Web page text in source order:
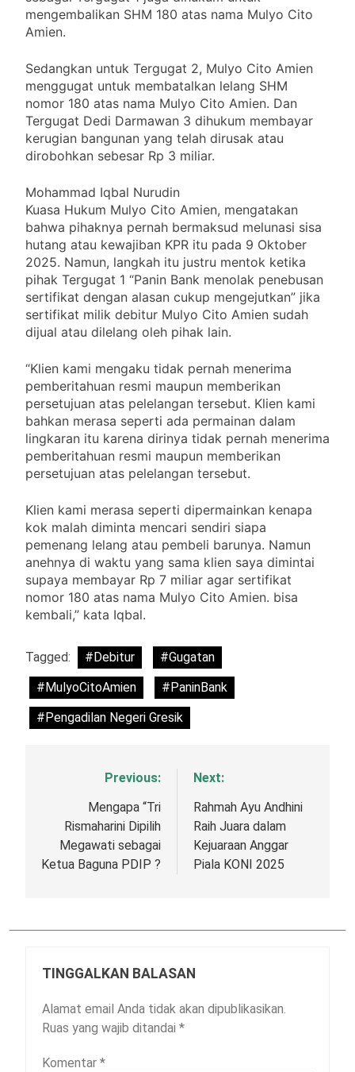
mengembalikan SHM 180 atas nama Mulyo Cito
Amien.
Sedangkan untuk Tergugat 2, Mulyo Cito Amien
menggugat untuk membatalkan lelang SHM
nomor 180 atas nama Mulyo Cito Amien. Dan
Tergugat Dedi Darmawan 3 dihukum membayar
kerugian bangunan yang telah dirusak atau
dirobohkan sebesar Rp 3 miliar.
Mohammad Iqbal Nurudin
Kuasa Hukum Mulyo Cito Amien, mengatakan
bahwa pihaknya pernah bermaksud melunasi sisa
hutang atau kewajiban KPR itu pada 9 Oktober
2025. Namun, langkah itu justru mentok ketika
pihak Tergugat 1 “Panin Bank menolak penebusan
sertifikat dengan alasan cukup mengejutkan” jika
sertifikat milik debitur Mulyo Cito Amien sudah
dijual atau dilelang oleh pihak lain.
“Klien kami mengaku tidak pernah menerima
pemberitahuan resmi maupun memberikan
persetujuan atas pelelangan tersebut. Klien kami
bahkan merasa seperti ada permainan dalam
lingkaran itu karena dirinya tidak pernah menerima
pemberitahuan resmi maupun memberikan
persetujuan atas pelelangan tersebut.
Klien kami merasa seperti dipermainkan kenapa
kok malah diminta mencari sendiri siapa
pemenang lelang atau pembeli barunya. Namun
anehnya di waktu yang sama klien saya dimintai
supaya membayar Rp 7 miliar agar sertifikat
nomor 180 atas nama Mulyo Cito Amien. bisa
kembali,” kata Iqbal.
Tagged: #Debitur
#Gugatan
#MulyoCitoAmien
#PaninBank
#Pengadilan Negeri Gresik
NavigasiPrevious:
Mengapa “Tri
Rismaharini Dipilih
Megawati sebagai
Ketua Baguna PDIP ?
Next:
Rahmah Ayu Andhini
Raih Juara dalam
Kejuaraan Anggar
Piala KONI 2025
TINGGALKAN BALASAN
Alamat email Anda tidak akan dipublikasikan.
Ruas yang wajib ditandai *
Komentar *